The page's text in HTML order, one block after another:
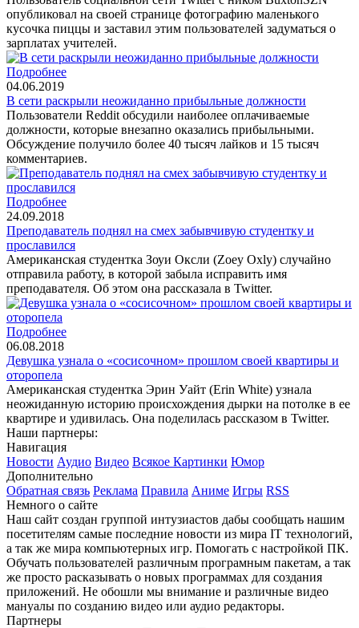
опубликовал на своей странице фотографию маленького
кусочка пиццы и заставил этим пользователей задуматься о
зарплатах учителей.
Подробнее
04.06.2019
В сети раскрыли неожиданно прибыльные должности
Пользователи Reddit обсудили наиболее оплачиваемые
должности, которые внезапно оказались прибыльными.
Обсуждение получило более 40 тысяч лайков и 15 тысяч
комментариев.
Подробнее
24.09.2018
Преподаватель поднял на смех забывчивую студентку и
прославился
Американская студентка Зоуи Оксли (Zoey Oxly) случайно
отправила работу, в которой забыла исправить имя
преподавателя. Об этом она рассказала в Twitter.
Подробнее
06.08.2018
Девушка узнала о «сосисочном» прошлом своей квартиры и
оторопела
Американская студентка Эрин Уайт (Erin White) узнала
неожиданную историю происхождения дырки на потолке в ее
квартире и удивилась. Она поделилась рассказом в Twitter.
Наши партнеры:
Навигация
Новости Аудио Видео Всякое Картинки Юмор
Дополнительно
Обратная связь Реклама Правила Аниме Игры RSS
Немного о сайте
Наш сайт создан группой интузиастов дабы сообщать нашим
посетителям самые последние новости из мира IT технологий,
а так же мира компьютерных игр. Помогать с настройкой ПК.
Обучать пользователей различным програмным пакетам, а так
же просто расказывать о новых программах для создания
приложений. Не обошли мы внимание и различные видео
мануалы по созданию видео или аудио редакторы.
Партнеры